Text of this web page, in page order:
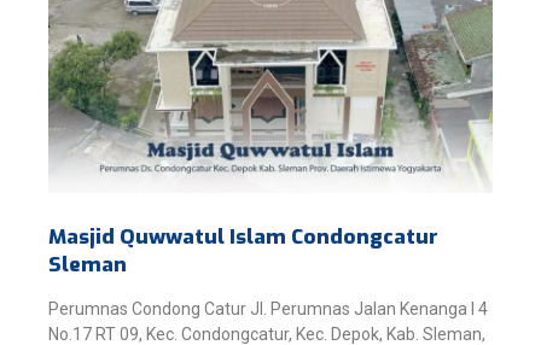
Masjid Quwwatul Islam Condongcatur
Sleman
Perumnas Condong Catur Jl. Perumnas Jalan Kenanga I 4
No.17 RT 09, Kec. Condongcatur, Kec. Depok, Kab. Sleman,